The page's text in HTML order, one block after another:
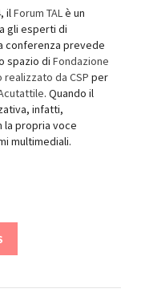
ilForum TALè un
gli esperti di
conferenza prevede
spazio di Fondazione
realizzato da CSP per
. Quando il
infatti,
propria voce
multimediali.